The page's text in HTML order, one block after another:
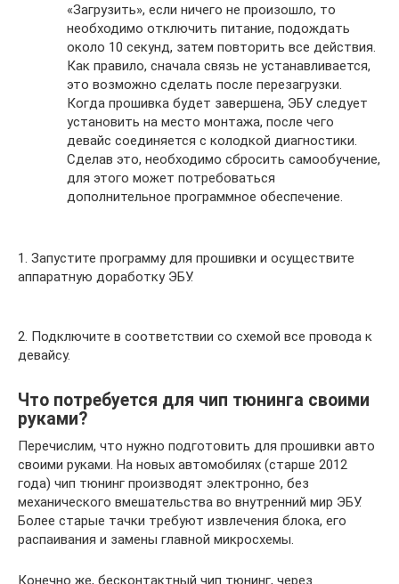
«Загрузить», если ничего не произошло, то
необходимо отключить питание, подождать
около 10 секунд, затем повторить все действия.
Как правило, сначала связь не устанавливается,
это возможно сделать после перезагрузки.
Когда прошивка будет завершена, ЭБУ следует
установить на место монтажа, после чего
девайс соединяется с колодкой диагностики.
Сделав это, необходимо сбросить самообучение,
для этого может потребоваться
дополнительное программное обеспечение.
1. Запустите программу для прошивки и осуществите
аппаратную доработку ЭБУ.
2. Подключите в соответствии со схемой все провода к
девайсу.
Что потребуется для чип тюнинга своими
руками?
Перечислим, что нужно подготовить для прошивки авто
своими руками. На новых автомобилях (старше 2012
года) чип тюнинг производят электронно, без
механического вмешательства во внутренний мир ЭБУ.
Более старые тачки требуют извлечения блока, его
распаивания и замены главной микросхемы.
Конечно же, бесконтактный чип тюнинг, через